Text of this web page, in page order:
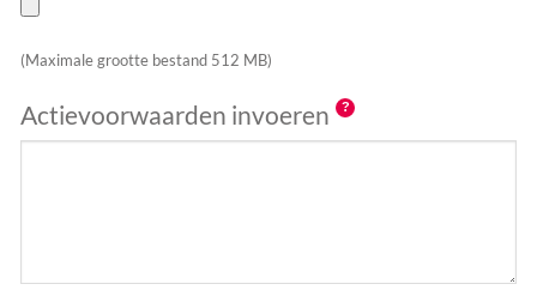
(Maximale grootte bestand 512 MB)
Actievoorwaarden invoeren